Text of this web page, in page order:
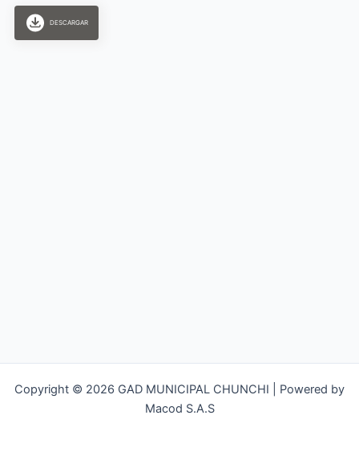
DESCARGAR
Copyright © 2026 GAD MUNICIPAL CHUNCHI | Powered by
Macod S.A.S